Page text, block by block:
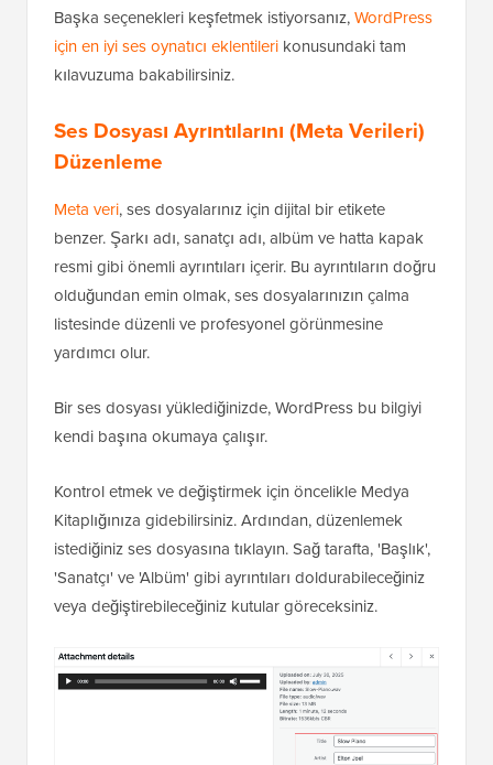
Başka seçenekleri keşfetmek istiyorsanız,WordPress
için en iyi ses oynatıcı eklentileri konusundaki tam
kılavuzuma bakabilirsiniz.
Ses Dosyası Ayrıntılarını (Meta Verileri)
Düzenleme
Meta veri, ses dosyalarınız için dijital bir etikete
benzer. Şarkı adı, sanatçı adı, albüm ve hatta kapak
resmi gibi önemli ayrıntıları içerir. Bu ayrıntıların doğru
olduğundan emin olmak, ses dosyalarınızın çalma
listesinde düzenli ve profesyonel görünmesine
yardımcı olur.
Bir ses dosyası yüklediğinizde, WordPress bu bilgiyi
kendi başına okumaya çalışır.
Kontrol etmek ve değiştirmek için öncelikle Medya
Kitaplığınıza gidebilirsiniz. Ardından, düzenlemek
istediğiniz ses dosyasına tıklayın. Sağ tarafta, 'Başlık',
'Sanatçı' ve 'Albüm' gibi ayrıntıları doldurabileceğiniz
veya değiştirebileceğiniz kutular göreceksiniz.